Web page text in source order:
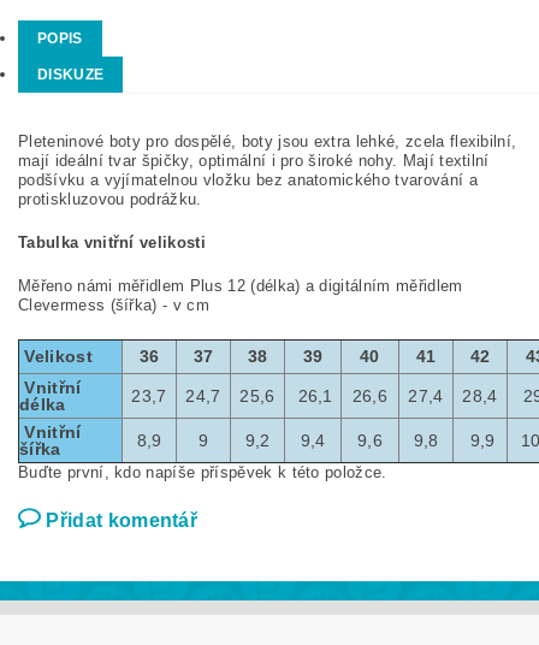
POPIS
DISKUZE
Pleteninové boty pro dospělé, boty jsou extra lehké, zcela flexibilní,
mají ideální tvar špičky, optimální i pro široké nohy. Mají textilní
podšívku a vyjímatelnou vložku bez anatomického tvarování a
protiskluzovou podrážku.
Tabulka vnitřní velikosti
Měřeno námi měřidlem Plus 12 (délka) a digitálním měřidlem
Clevermess (šířka) - v cm
Velikost 36 37 38 39 40 41 42
Vnitřní
délka
23,7 24,7 25,6 26,1 26,6 27,4 28,4
Vnitřní
šířka
8,9 9 9,2 9,4 9,6 9,8 9,9
Buďte první, kdo napíše příspěvek k této položce.
Přidat komentář